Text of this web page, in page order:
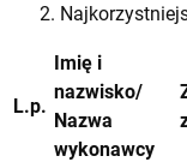
L.p.
Imię i
nazwisko/
Nazwa
wykonawcy